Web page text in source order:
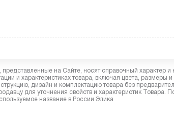
на Сайте, носят справочный характер и
и характеристиках товара, включая цвета,
дизайн и комплектацию товара без
для уточнения свойств и характеристик Товара.
название в России Элика